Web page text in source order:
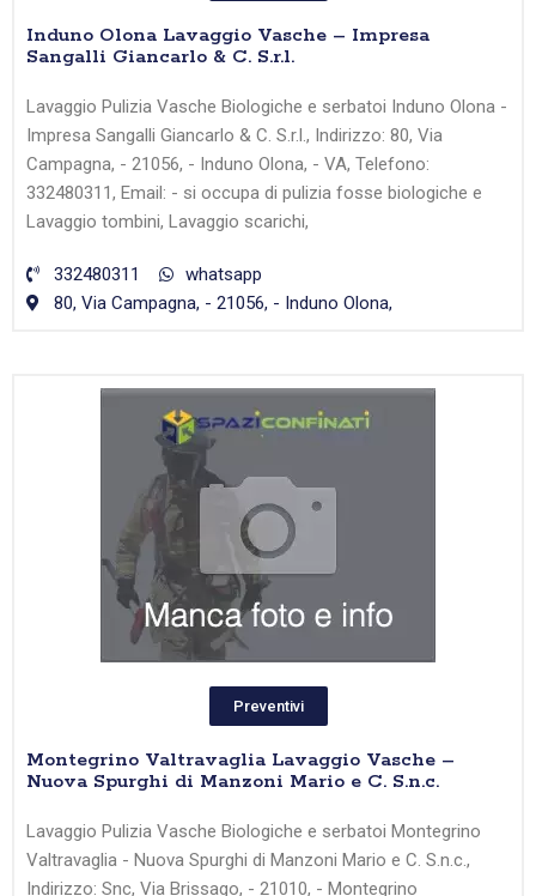
Induno Olona Lavaggio Vasche – Impresa
Sangalli Giancarlo & C. S.r.l.
Lavaggio Pulizia Vasche Biologiche e serbatoi Induno Olona -
Impresa Sangalli Giancarlo & C. S.r.l., Indirizzo: 80, Via
Campagna, - 21056, - Induno Olona, - VA, Telefono:
332480311, Email: - si occupa di pulizia fosse biologiche e
Lavaggio tombini, Lavaggio scarichi,
332480311
whatsapp
80, Via Campagna, - 21056, - Induno Olona,
Preventivi
Montegrino Valtravaglia Lavaggio Vasche –
Nuova Spurghi di Manzoni Mario e C. S.n.c.
Lavaggio Pulizia Vasche Biologiche e serbatoi Montegrino
Valtravaglia - Nuova Spurghi di Manzoni Mario e C. S.n.c.,
Indirizzo: Snc, Via Brissago, - 21010, - Montegrino